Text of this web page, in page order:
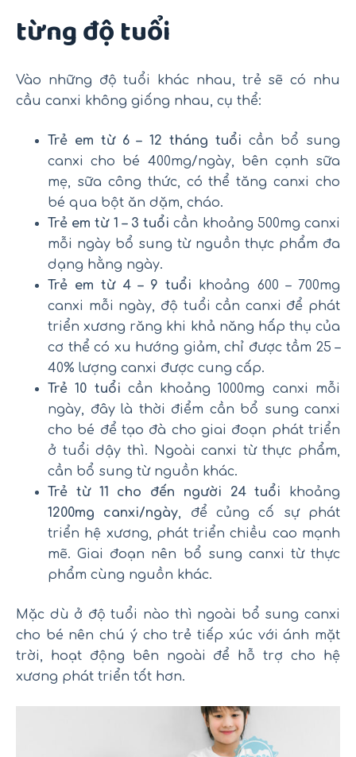
từng độ tuổi
Vào những độ tuổi khác nhau, trẻ sẽ có nhu
cầu canxi không giống nhau, cụ thể:
Trẻ em từ 6 – 12 tháng tuổi cần bổ sung
canxi cho bé 400mg/ngày, bên cạnh sữa
mẹ, sữa công thức, có thể tăng canxi cho
bé qua bột ăn dặm, cháo.
Trẻ em từ 1 – 3 tuổi cần khoảng 500mg canxi
mỗi ngày bổ sung từ nguồn thực phẩm đa
dạng hằng ngày.
Trẻ em từ 4 – 9 tuổi khoảng 600 – 700mg
canxi mỗi ngày, độ tuổi cần canxi để phát
triển xương răng khi khả năng hấp thụ của
cơ thể có xu hướng giảm, chỉ được tầm 25 –
40% lượng canxi được cung cấp.
Trẻ 10 tuổi cần khoảng 1000mg canxi mỗi
ngày, đây là thời điểm cần bổ sung canxi
cho bé để tạo đà cho giai đoạn phát triển
ở tuổi dậy thì. Ngoài canxi từ thực phẩm,
cần bổ sung từ nguồn khác.
Trẻ từ 11 cho đến người 24 tuổi
khoảng
1200mg canxi/ngày, để củng cố sự phát
triển hệ xương, phát triển chiều cao mạnh
mẽ. Giai đoạn nên bổ sung canxi từ thực
phẩm cùng nguồn khác.
Mặc dù ở độ tuổi nào thì ngoài bổ sung canxi
cho bé nên chú ý cho trẻ tiếp xúc với ánh mặt
trời, hoạt động bên ngoài để hỗ trợ cho hệ
xương phát triển tốt hơn.